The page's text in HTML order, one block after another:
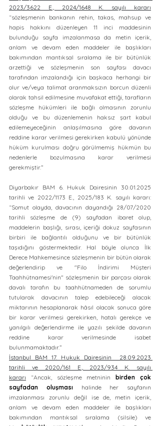
2023/3622 E., 2024/1648 K. sayılı kararı
“sözleşmenin bankanın rehin, takas, mahsup ve
hapis hakkını düzenleyen 11 inci maddesinin
bulunduğu sayfa imzalanmasa da metin içerik,
anlam ve devam eden maddeler ile başlıkları
bakımından mantıksal sıralama ile bir bütünlük
arzettiği ve sözleşmenin son sayfası davacı
tarafından imzalandığı için başkaca herhangi bir
olur ve/veya talimat aranmaksızın borcun düzenli
olarak tahsil edilmesine muvafakat ettiği, tarafların
sözleşme hükümleri ile bağlı olmasının zorunlu
olduğu ve bu düzenlemenin haksız şart kabul
edilemeyeceğinin anlaşılmasına göre davanın
reddine karar verilmesi gerekirken kabulü yönünde
hüküm kurulması doğru görülmemiş hükmün bu
nedenlerle bozulmasına karar verilmesi
gerekmiştir.”
Diyarbakır BAM 6. Hukuk Dairesinin 30.01.2025
tarihli ve 2022/1173 E., 2025/183 K. sayılı kararı:
“Somut olayda, davacının dayandığı 28/07/2020
tarihli sözleşme de (9) sayfadan ibaret olup,
maddelerin başlığı, sırası, içeriği dokuz sayfasının
birbiri ile bağlantılı olduğunu ve bir bütünlük
taşıdığını göstermektedir. Hal böyle olunca İlk
Derece Mahkemesince sözleşmenin bir bütün olarak
değerlendirip ve "Filo İndirimi Müşteri
Taahhütnamesi'nin" sözleşmenin bir parçası olarak
davalı tarafın bu taahhütnameden de sorumlu
tutularak davacının talep edebileceği alacak
miktarının hesaplanarak hâsıl olacak sonuca göre
bir karar verilmesi gerekirken, hatalı gerekçe ve
yanılgılı değerlendirme ile yazılı şekilde davanın
reddine karar verilmesinde isabet
bulunmamaktadır.”
İstanbul BAM 17. Hukuk Dairesinin  28.09.2023
tarihli ve 2020/161 E., 2023/934 K. sayılı
kararı “Ancak, sözleşme metninin birden çok
sayfadan oluşması halinde her sayfanın
imzalanması zorunlu değil ise de, metin içerik,
anlam ve devam eden maddeler ile başlıkları
bakımından mantıksal sıralama (silsile) ve